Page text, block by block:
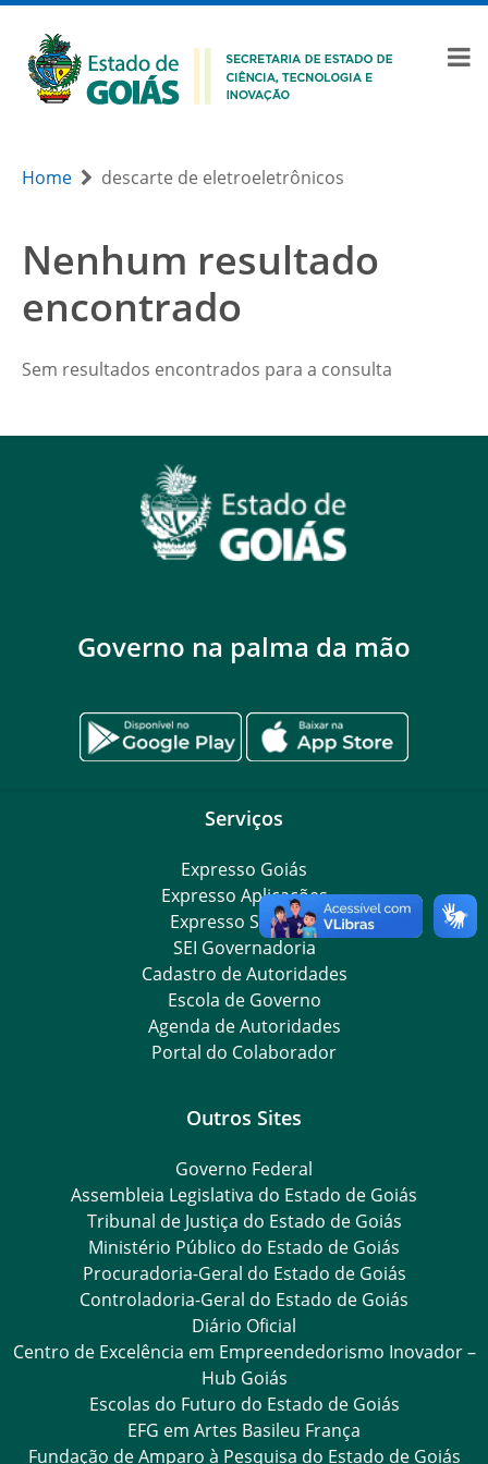
Home descarte de eletroeletrônicos
Nenhum resultado
encontrado
Sem resultados encontrados para a consulta
Governo na palma da mão
Serviços
Expresso Goiás
Expresso Aplicações
Expresso Servidor
SEI Governadoria
Cadastro de Autoridades
Escola de Governo
Agenda de Autoridades
Portal do Colaborador
Outros Sites
Governo Federal
Assembleia Legislativa do Estado de Goiás
Tribunal de Justiça do Estado de Goiás
Ministério Público do Estado de Goiás
Procuradoria-Geral do Estado de Goiás
Controladoria-Geral do Estado de Goiás
Diário Oficial
Centro de Excelência em Empreendedorismo Inovador –
Hub Goiás
Escolas do Futuro do Estado de Goiás
EFG em Artes Basileu França
Fundação de Amparo à Pesquisa do Estado de Goiás